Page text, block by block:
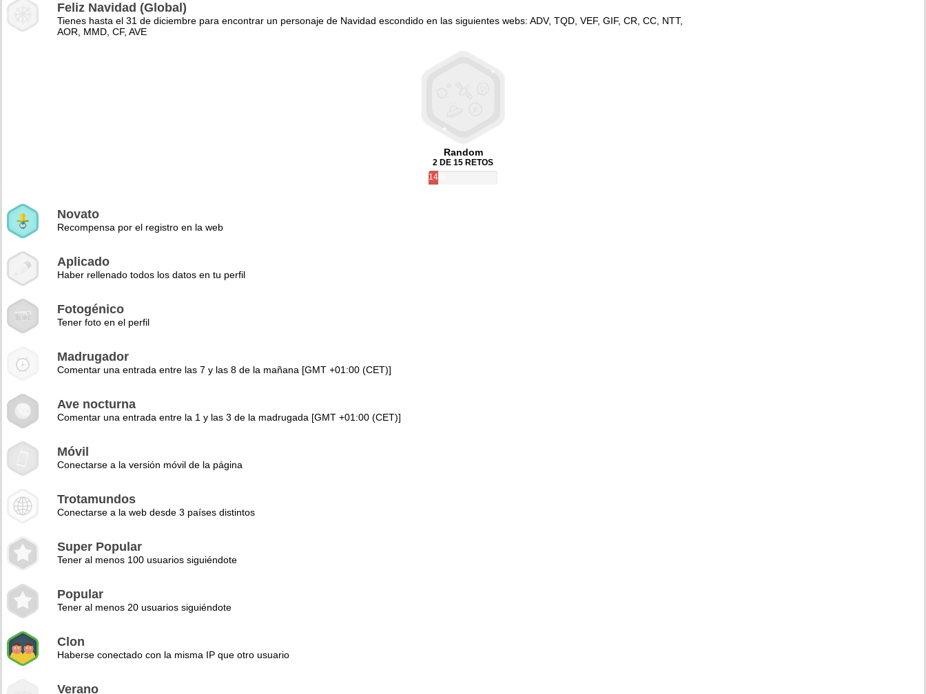
Feliz Navidad (Global)
Tienes hasta el 31 de diciembre para encontrar un personaje de Navidad escondido en las siguientes webs: ADV, TQD, VEF, GIF, CR, CC, NTT,
AOR, MMD, CF, AVE
Random
2 DE 15 RETOS
14%
Novato
Recompensa por el registro en la web
Aplicado
Haber rellenado todos los datos en tu perfil
Fotogénico
Tener foto en el perfil
Madrugador
Comentar una entrada entre las 7 y las 8 de la mañana [GMT +01:00 (CET)]
Ave nocturna
Comentar una entrada entre la 1 y las 3 de la madrugada [GMT +01:00 (CET)]
Móvil
Conectarse a la versión móvil de la página
Trotamundos
Conectarse a la web desde 3 países distintos
Super Popular
Tener al menos 100 usuarios siguiéndote
Popular
Tener al menos 20 usuarios siguiéndote
Clon
Haberse conectado con la misma IP que otro usuario
Verano